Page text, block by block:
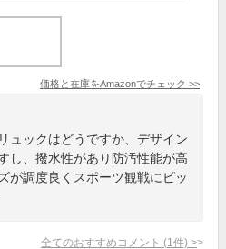
価格と在庫をAmazonでチェック >>
ュックはどうですか、デザイン
し、撥水性があり防汚性能が高
が調度良くスポーツ観戦にピッ
全てのおすすめコメント (1 件) >